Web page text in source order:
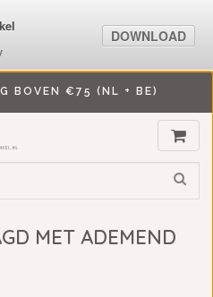
BOVEN €75 (NL + BE)
MET ADEMEND
DOWNLOAD
DOWNLOAD